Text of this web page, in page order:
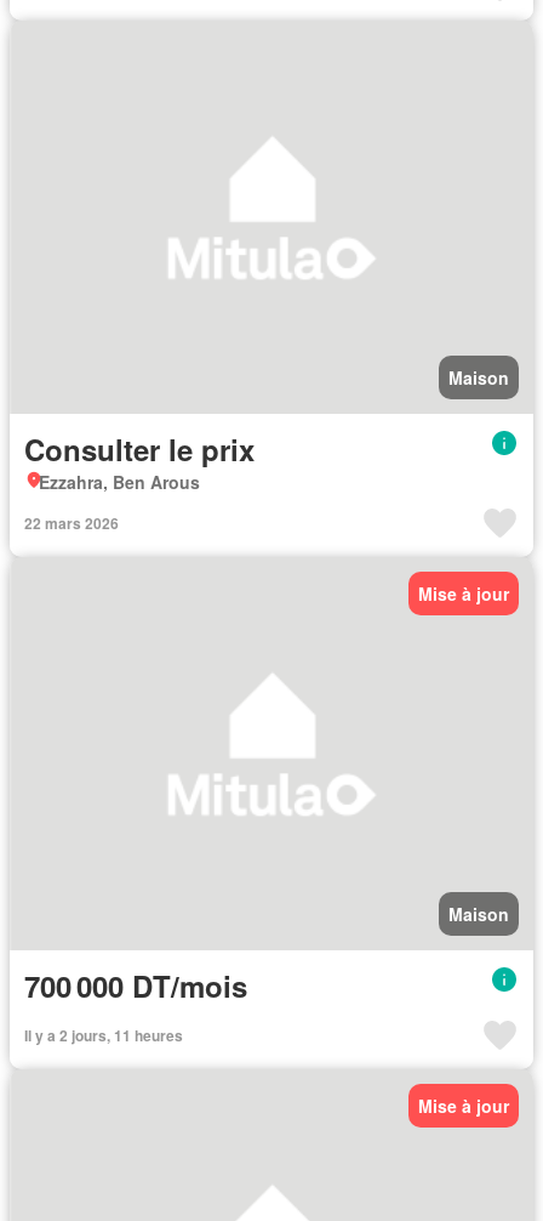
Maison
Consulter le prix
Ezzahra, Ben Arous
22 mars 2026
Mise à jour
Maison
700 000 DT/mois
Il y a 2 jours, 11 heures
Mise à jour